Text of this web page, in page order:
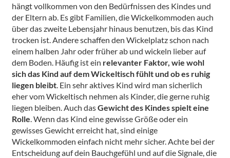
hängt vollkommen von den Bedürfnissen des Kindes und
der Eltern ab. Es gibt Familien, die Wickelkommoden auch
über das zweite Lebensjahr hinaus benutzen, bis das Kind
trocken ist. Andere schaffen den Wickelplatz schon nach
einem halben Jahr oder früher ab und wickeln lieber auf
dem Boden. Häufig ist ein relevanter Faktor, wie wohl
sich das Kind auf dem Wickeltisch fühlt und ob es ruhig
liegen bleibt. Ein sehr aktives Kind wird man sicherlich
eher vom Wickeltisch nehmen als Kinder, die gerne ruhig
liegen bleiben. Auch dasGewicht des Kindes spielt eine
Rolle. Wenn das Kind eine gewisse Größe oder ein
gewisses Gewicht erreicht hat, sind einige
Wickelkommoden einfach nicht mehr sicher. Achte bei der
Entscheidung auf dein Bauchgefühl und auf die Signale, die